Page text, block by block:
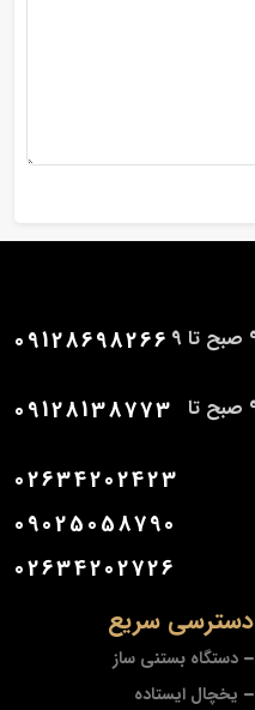
دسترسی سریع
دستگاه بستنی ساز
یخچال ایستاده
کارشناس فروش (پاسخ گویی 9 صبح تا 9 09128698266
کارشناس فروش (پاسخ گویی 9 صبح تا 09128138773
02634202423
09025058790
02634202726